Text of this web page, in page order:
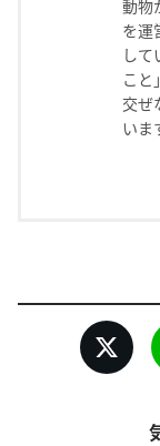
動物
を運
して
こと
交ぜ
いま